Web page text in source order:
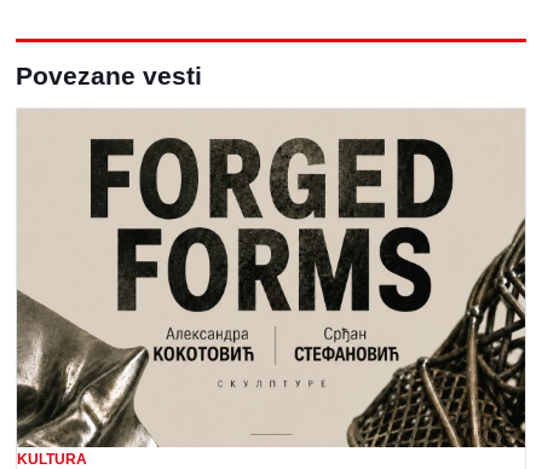
Povezane vesti
KULTURA